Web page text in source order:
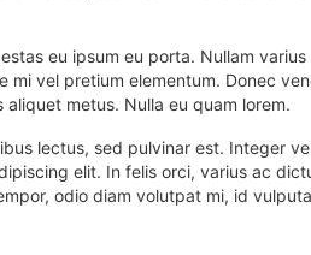
eu ipsum eu porta. Nullam varius
mi vel pretium elementum. Donec
metus. Nulla eu quam lorem.
lectus, sed pulvinar est. Integer
elit. In felis orci, varius ac
odio diam volutpat mi, id